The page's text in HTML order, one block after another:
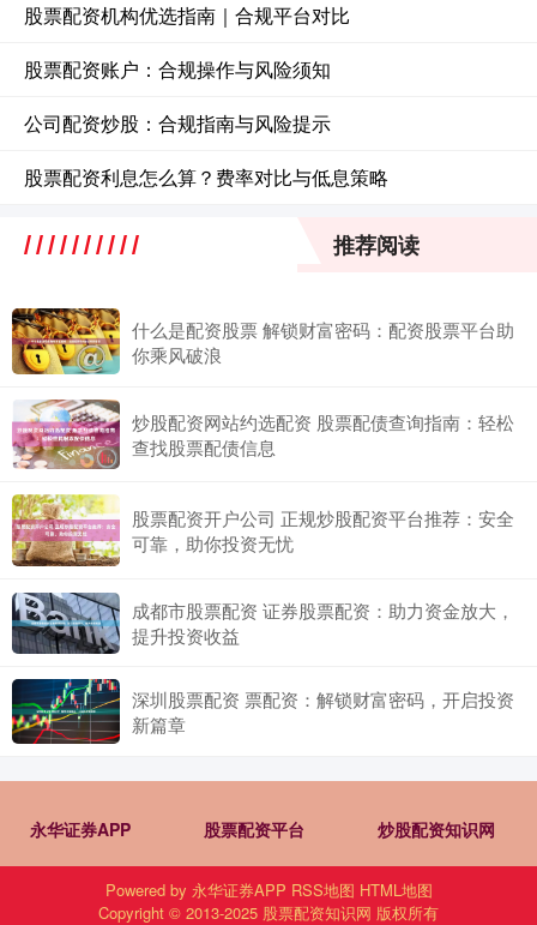
股票配资机构优选指南｜合规平台对比
股票配资账户：合规操作与风险须知
公司配资炒股：合规指南与风险提示
股票配资利息怎么算？费率对比与低息策略
推荐阅读
什么是配资股票 解锁财富密码：配资股票平台助
你乘风破浪
炒股配资网站约选配资 股票配债查询指南：轻松
查找股票配债信息
股票配资开户公司 正规炒股配资平台推荐：安全
可靠，助你投资无忧
成都市股票配资 证券股票配资：助力资金放大，
提升投资收益
深圳股票配资 票配资：解锁财富密码，开启投资
新篇章
永华证券APP 股票配资平台 炒股配资知识网
Powered by 永华证券APP RSS地图 HTML地图
Copyright © 2013-2025 股票配资知识网 版权所有